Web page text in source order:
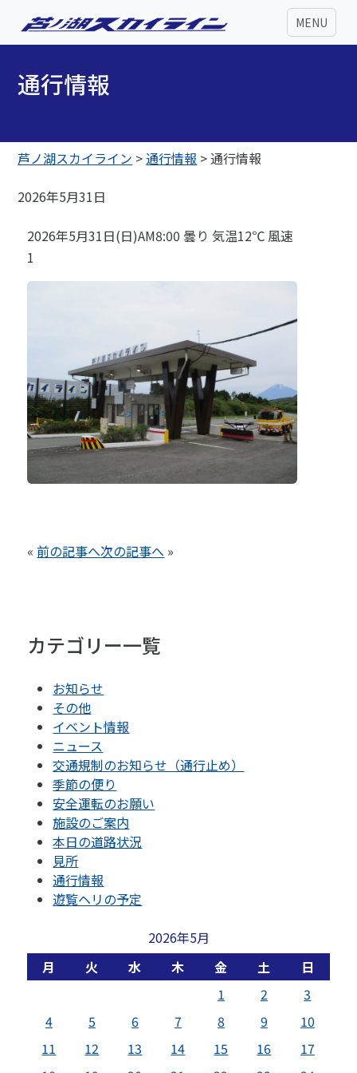
MENU
通行情報
芦ノ湖スカイライン >通行情報 >通行情報
2026年5月31日
2026年5月31日(日)AM8:00 曇り 気温12℃ 風速
1
«前の記事へ次の記事へ »
カテゴリー一覧
お知らせ
その他
イベント情報
ニュース
交通規制のお知らせ（通行止め）
季節の便り
安全運転のお願い
施設のご案内
本日の道路状況
見所
通行情報
遊覧ヘリの予定
2026年5月
月
火 水 木 金 土
日
1
2
3
4
5 6 7 8 9
10
11
12 13 14 15 16
17